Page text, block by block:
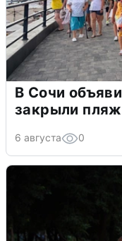
В Сочи
закрыли
6 августа 0